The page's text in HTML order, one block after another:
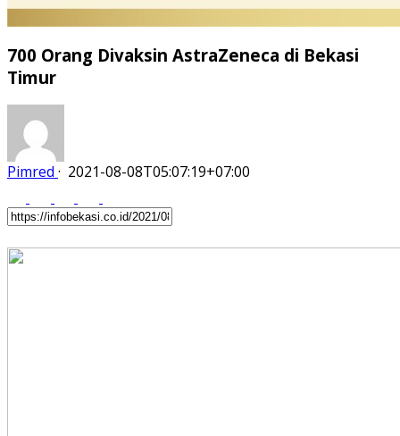
700 Orang Divaksin AstraZeneca di Bekasi
Timur
Pimred · 2021-08-08T05:07:19+07:00